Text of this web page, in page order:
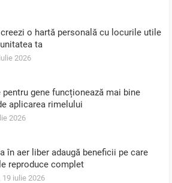
o hartă personală cu locurile utile
ta
2026
pentru gene funcționează mai bine
aplicarea rimelului
2026
în aer liber adaugă beneficii pe care
reproduce complet
19 iulie 2026